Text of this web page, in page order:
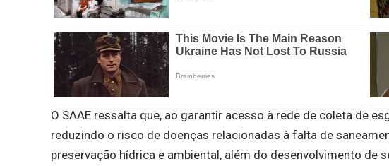
O SAAE ressalta que, ao garantir acesso à rede de coleta de
reduzindo o risco de doenças relacionadas à falta de
preservação hídrica e ambiental, além do desenvolvimento